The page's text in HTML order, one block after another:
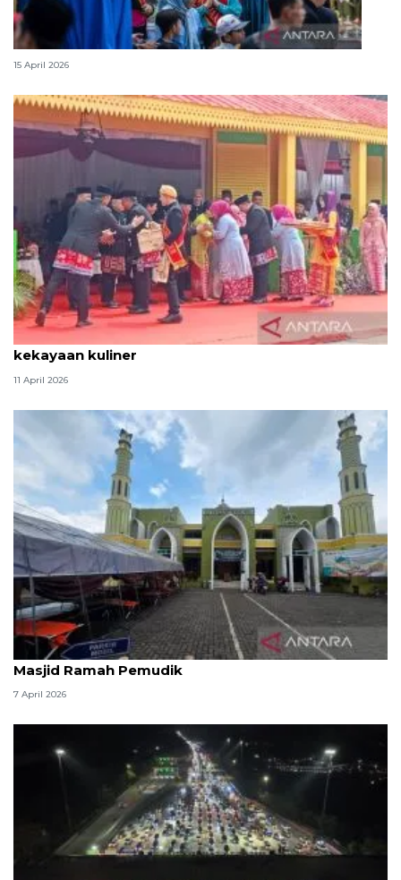
Lebaran Betawi, harmoni tradisi dan kota global
15 April 2026
Tradisi hantaran Lebaran Betawi simbol bakti dan
kekayaan kuliner
11 April 2026
Kemenag: 3,5 juta orang manfaatkan layanan
Masjid Ramah Pemudik
7 April 2026